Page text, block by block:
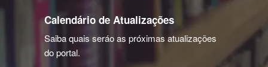
Calendário de Atualizações
Saiba quais seráo as próximas atualizações
do portal.